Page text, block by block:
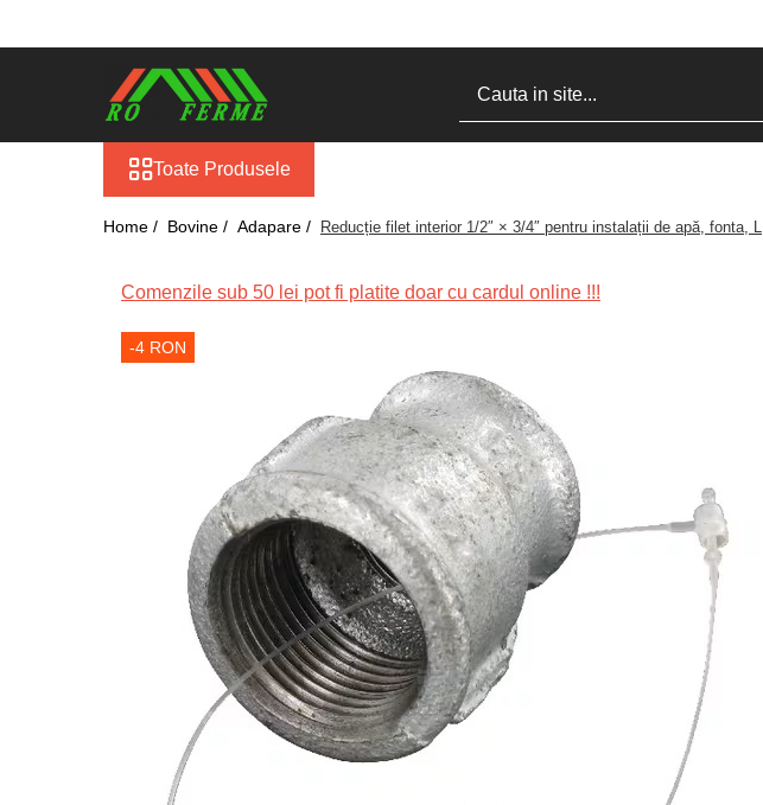
Toate Produsele
Cresterea viteilor
Echipament grajd
Echipament grajd
Toate Produsele
Home / Bovine / Adapare / Reducție filet interior 1/2″ × 3/4″ pentru instalații de apă, fonta, L
Comenzile sub 50 lei pot fi platite doar cu cardul online !!!
-4 RON